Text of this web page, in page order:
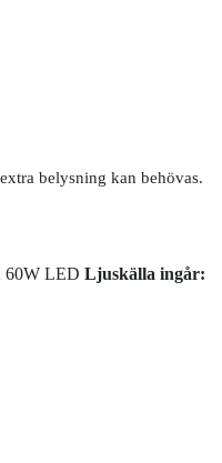
belysning kan behövas.
LED Ljuskälla ingår: